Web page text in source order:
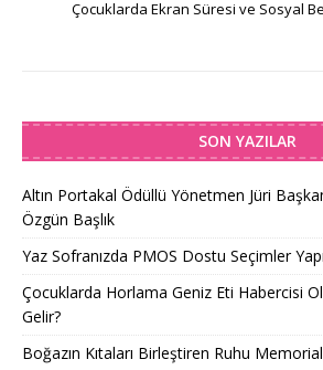
Çocuklarda Ekran Süresi ve Sosyal
SON YAZILAR
Altın Portakal Ödüllü Yönetmen Jüri
Özgün Başlık
Yaz Sofranızda PMOS Dostu Seçimler
Çocuklarda Horlama Geniz Eti Habercisi
Gelir?
Boğazın Kıtaları Birleştiren Ruhu